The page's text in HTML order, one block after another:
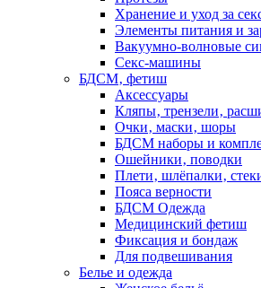
Хранение и уход за
Элементы питания и
Вакуумно-волновые
Секс-машины
БДСМ‚ фетиш
Аксессуары
Кляпы‚ трензели‚
Очки‚ маски‚ шоры
БДСМ наборы и
Ошейники‚ поводки
Плети‚ шлёпалки‚
Пояса верности
БДСМ Одежда
Медицинский фетиш
Фиксация и бондаж
Для подвешивания
Белье и одежда